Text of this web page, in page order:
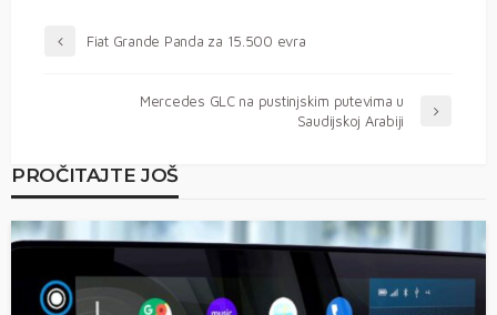
Fiat Grande Panda za 15.500 evra
Mercedes GLC na pustinjskim putevima u
Saudijskoj Arabiji
PROČITAJTE JOŠ